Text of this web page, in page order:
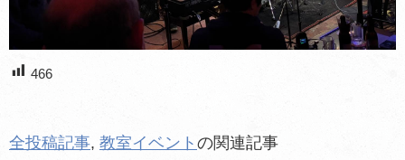
466
全投稿記事 教室イベント の関連記事